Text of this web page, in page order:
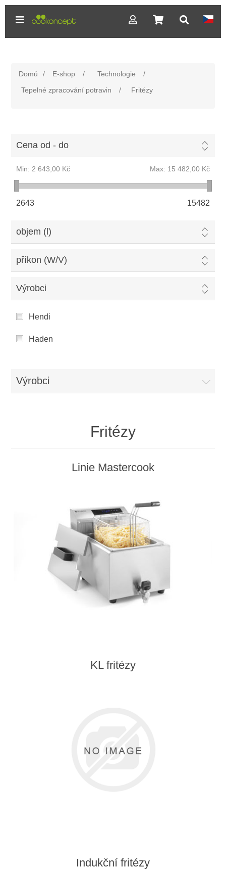
Domů / E-shop / Technologie
/
Tepelné zpracování potravin
/ Fritézy
Cena od - do
Min: 2 643,00 Kč Max: 15 482,00 Kč
2643 15482
objem (l)
příkon (W/V)
Výrobci
Hendi
Haden
Výrobci
Fritézy
Linie Mastercook
KL fritézy
Indukční fritézy